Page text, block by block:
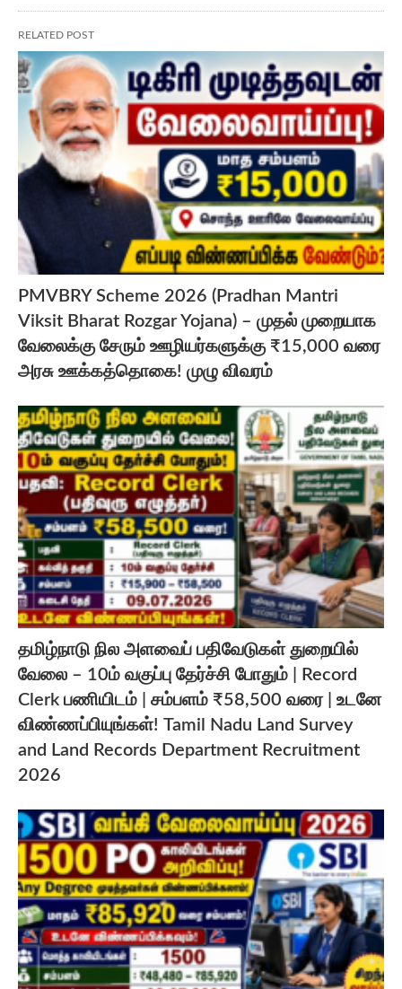
RELATED POST
PMVBRY Scheme 2026 (Pradhan Mantri
Viksit Bharat Rozgar Yojana) – முதல் முறையாக
வேலைக்கு சேரும் ஊழியர்களுக்கு ₹15,000 வரை
அரசு ஊக்கத்தொகை! முழு விவரம்
தமிழ்நாடு நில அளவைப் பதிவேடுகள் துறையில்
வேலை – 10ம் வகுப்பு தேர்ச்சி போதும் | Record
Clerk பணியிடம் | சம்பளம் ₹58,500 வரை | உடனே
விண்ணப்பியுங்கள்! Tamil Nadu Land Survey
and Land Records Department Recruitment
2026